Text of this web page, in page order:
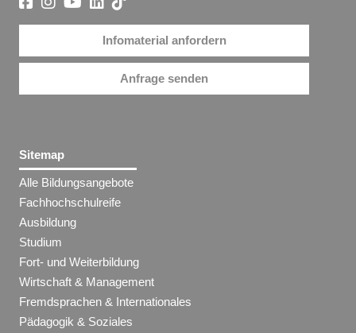
Infomaterial anfordern
Anfrage senden
Sitemap
Alle Bildungsangebote
Fachhochschulreife
Ausbildung
Studium
Fort- und Weiterbildung
Wirtschaft & Management
Fremdsprachen & Internationales
Pädagogik & Soziales